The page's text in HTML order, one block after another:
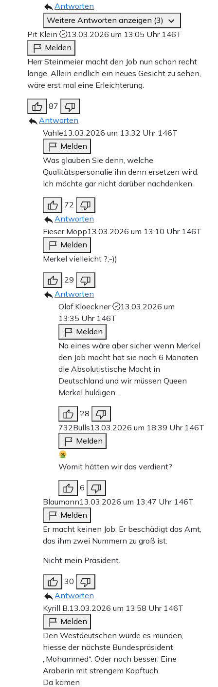
Antworten
Weitere Antworten anzeigen (3)
Pit Klein
13.03.2026 um 13:05 Uhr 146T
Melden
Herr Steinmeier macht den Job nun schon recht
lange. Allein endlich ein neues Gesicht zu sehen,
wäre erst mal eine Erleichterung.
87
Antworten
Vahle13.03.2026 um 13:32 Uhr 146T
Melden
Was glauben Sie denn, welche
Qualitätspersonalie ihn denn ersetzen wird.
Ich möchte gar nicht darüber nachdenken.
72
Antworten
Fieser Möpp13.03.2026 um 13:10 Uhr 146T
Melden
Merkel vielleicht ?;-))
29
Antworten
Olaf.Kloeckner
13.03.2026 um
13:35 Uhr 146T
Melden
Na eines wäre aber sicher wenn Merkel
den Job macht hat sie nach 6 Monaten
die Absolutistische Macht in
Deutschland und wir müssen Queen
Merkel huldigen .
28
732Bulls13.03.2026 um 18:39 Uhr 146T
Melden
Womit hätten wir das verdient?
6
Blaumann13.03.2026 um 13:47 Uhr 146T
Melden
Er macht keinen Job. Er beschädigt das Amt,
das ihm zwei Nummern zu groß ist.
Nicht mein Präsident.
30
Antworten
Kyrill B. 13.03.2026 um 13:58 Uhr 146T
Melden
Den Westdeutschen würde es münden,
hiesse der nächste Bundespräsident
„Mohammed“. Oder noch besser: Eine
Araberin mit strengem Kopftuch.
Da kämen